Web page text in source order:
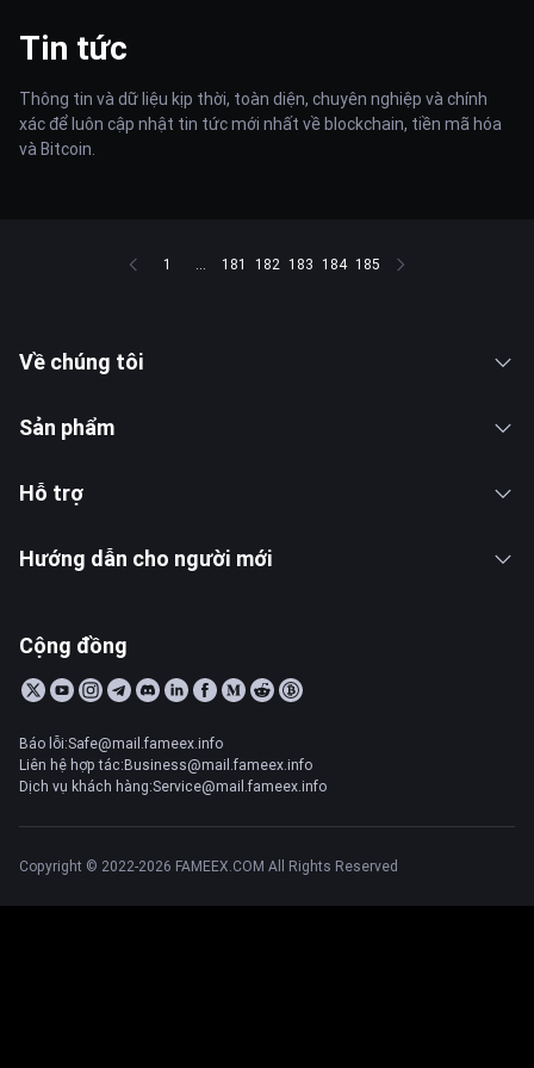
Tin tức
Thông tin và dữ liệu kịp thời, toàn diện, chuyên nghiệp và chính
xác để luôn cập nhật tin tức mới nhất về blockchain, tiền mã hóa
và Bitcoin.
1 ... 181 182 183 184 185
Về chúng tôi
Sản phẩm
Hỗ trợ
Hướng dẫn cho người mới
Cộng đồng
Báo lỗi:Safe@mail.fameex.info
Liên hệ hợp tác:Business@mail.fameex.info
Dịch vụ khách hàng:Service@mail.fameex.info
Copyright © 2022-2026 FAMEEX.COM All Rights Reserved